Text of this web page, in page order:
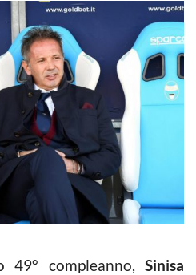
49° compleanno, Sinisa